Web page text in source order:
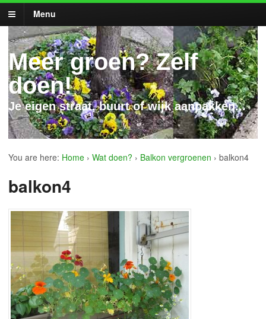
Menu
Meer groen? Zelf
doen!
Je eigen straat, buurt of wijk aanpakken...
You are here: Home › Wat doen? › Balkon vergroenen › balkon4
balkon4